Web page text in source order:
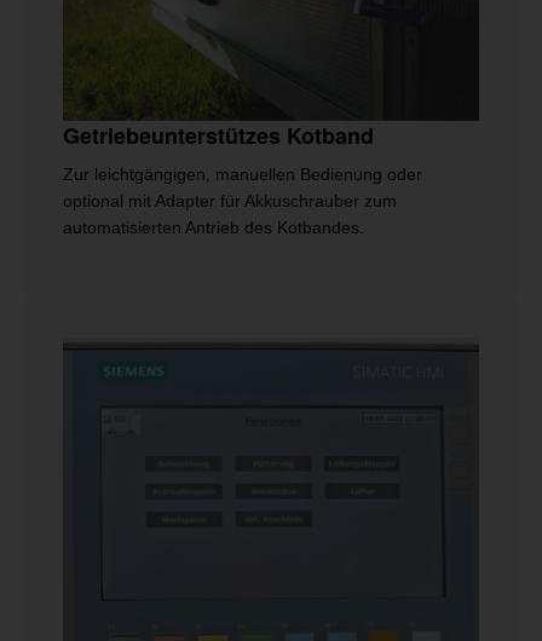
Getriebeunterstützes Kotband
Zur leichtgängigen, manuellen Bedienung oder
optional mit Adapter für Akkuschrauber zum
automatisierten Antrieb des Kotbandes.